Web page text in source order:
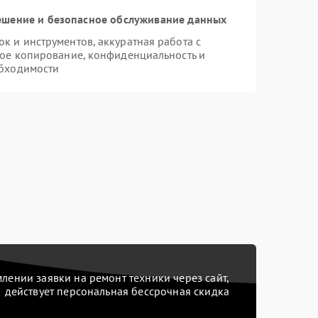
и безопасное обслуживание данных
инструментов, аккуратная работа с
копирование, конфиденциальность и
заявки на ремонт техники через сайт,
действует персональная бессрочная скидка